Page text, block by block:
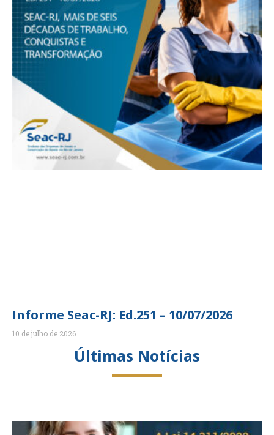
Informe Seac-RJ: Ed.251 – 10/07/2026
10 de julho de 2026
Últimas Notícias